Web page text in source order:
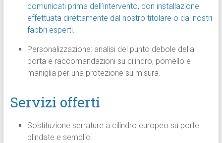
comunicati prima dell’intervento, con installazione
effettuata direttamente dal nostro titolare o dai nostri
fabbri esperti.
Personalizzazione: analisi del punto debole della
porta e raccomandazioni su cilindro, pomello e
maniglia per una protezione su misura.
Servizi offerti
Sostituzione serrature a cilindro europeo su porte
blindate e semplici